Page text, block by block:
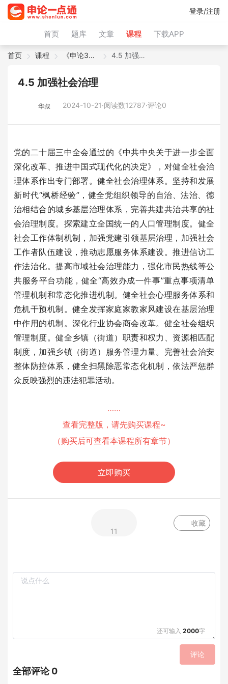
首页 题库 文章 课程 下载APP
登录/注册
首页 课程 《申论38篇》（2026年版） 4.5 加强社会治理
4.5 加强社会治理
华叔 2024-10-21·阅读数12787·评论0
党的二十届三中全会通过的《中共中央关于进一步全面
深化改革、推进中国式现代化的决定》，对健全社会治
理体系作出专门部署。健全社会治理体系。坚持和发展
新时代“枫桥经验”，健全党组织领导的自治、法治、德
治相结合的城乡基层治理体系，完善共建共治共享的社
会治理制度。探索建立全国统一的人口管理制度。健全
社会工作体制机制，加强党建引领基层治理，加强社会
工作者队伍建设，推动志愿服务体系建设。推进信访工
作法治化。提高市域社会治理能力，强化市民热线等公
共服务平台功能，健全“高效办成一件事”重点事项清单
管理机制和常态化推进机制。健全社会心理服务体系和
危机干预机制。健全发挥家庭家教家风建设在基层治理
中作用的机制。深化行业协会商会改革。健全社会组织
管理制度。健全乡镇（街道）职责和权力、资源相匹配
制度，加强乡镇（街道）服务管理力量。完善社会治安
整体防控体系，健全扫黑除恶常态化机制，依法严惩群
众反映强烈的违法犯罪活动。
……
查看完整版，请先购买课程~
（购买后可查看本课程所有章节）
立即购买
11
收藏
还可输入 2000字
评论
全部评论 0